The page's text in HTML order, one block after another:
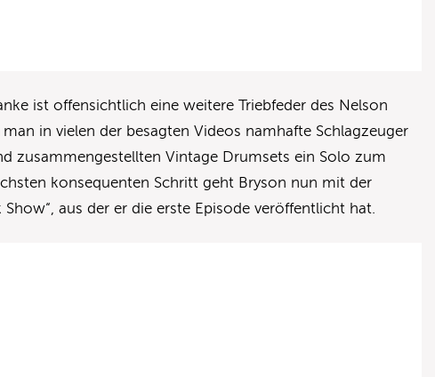
ist offensichtlich eine weitere Triebfeder des Nelson
in vielen der besagten Videos namhafte Schlagzeuger
zusammengestellten Vintage Drumsets ein Solo zum
konsequenten Schritt geht Bryson nun mit der
Show“, aus der er die erste Episode veröffentlicht hat.